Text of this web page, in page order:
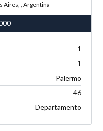
Aires, , Argentina
1
1
Palermo
46
Departamento